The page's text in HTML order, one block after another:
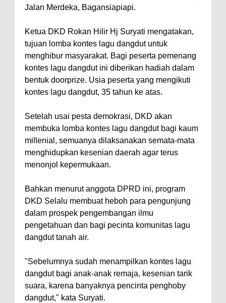
Jalan Merdeka, Bagansiapiapi.
Ketua DKD Rokan Hilir Hj Suryati mengatakan,
tujuan lomba kontes lagu dangdut untuk
menghibur masyarakat. Bagi peserta pemenang
kontes lagu dangdut ini diberikan hadiah dalam
bentuk doorprize. Usia peserta yang mengikuti
kontes lagu dangdut, 35 tahun ke atas.
Setelah usai pesta demokrasi, DKD akan
membuka lomba kontes lagu dangdut bagi kaum
millenial, semuanya dilaksanakan semata-mata
menghidupkan kesenian daerah agar terus
menonjol kepermukaan.
Bahkan menurut anggota DPRD ini, program
DKD Selalu membuat heboh para pengunjung
dalam prospek pengembangan ilmu
pengetahuan dan bagi pecinta komunitas lagu
dangdut tanah air.
"Sebelumnya sudah menampilkan kontes lagu
dangdut bagi anak-anak remaja, kesenian tarik
suara, karena banyaknya pencinta penghoby
dangdut," kata Suryati.